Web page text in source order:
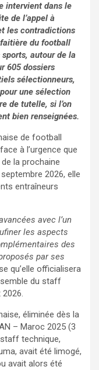
intervient dans le
de l’appel à
les contradictions
du football
autour de la
605 dossiers
sélectionneurs,
une sélection
de tutelle, si l’on
bien renseignées.
de football
à l’urgence que
la prochaine
2026, elle
entraîneurs
avec l’un
les aspects
des
par ses
qu’elle officialisera
du staff
éliminée dès la
– Maroc 2025 (3
technique,
avait été limogé,
avait alors été